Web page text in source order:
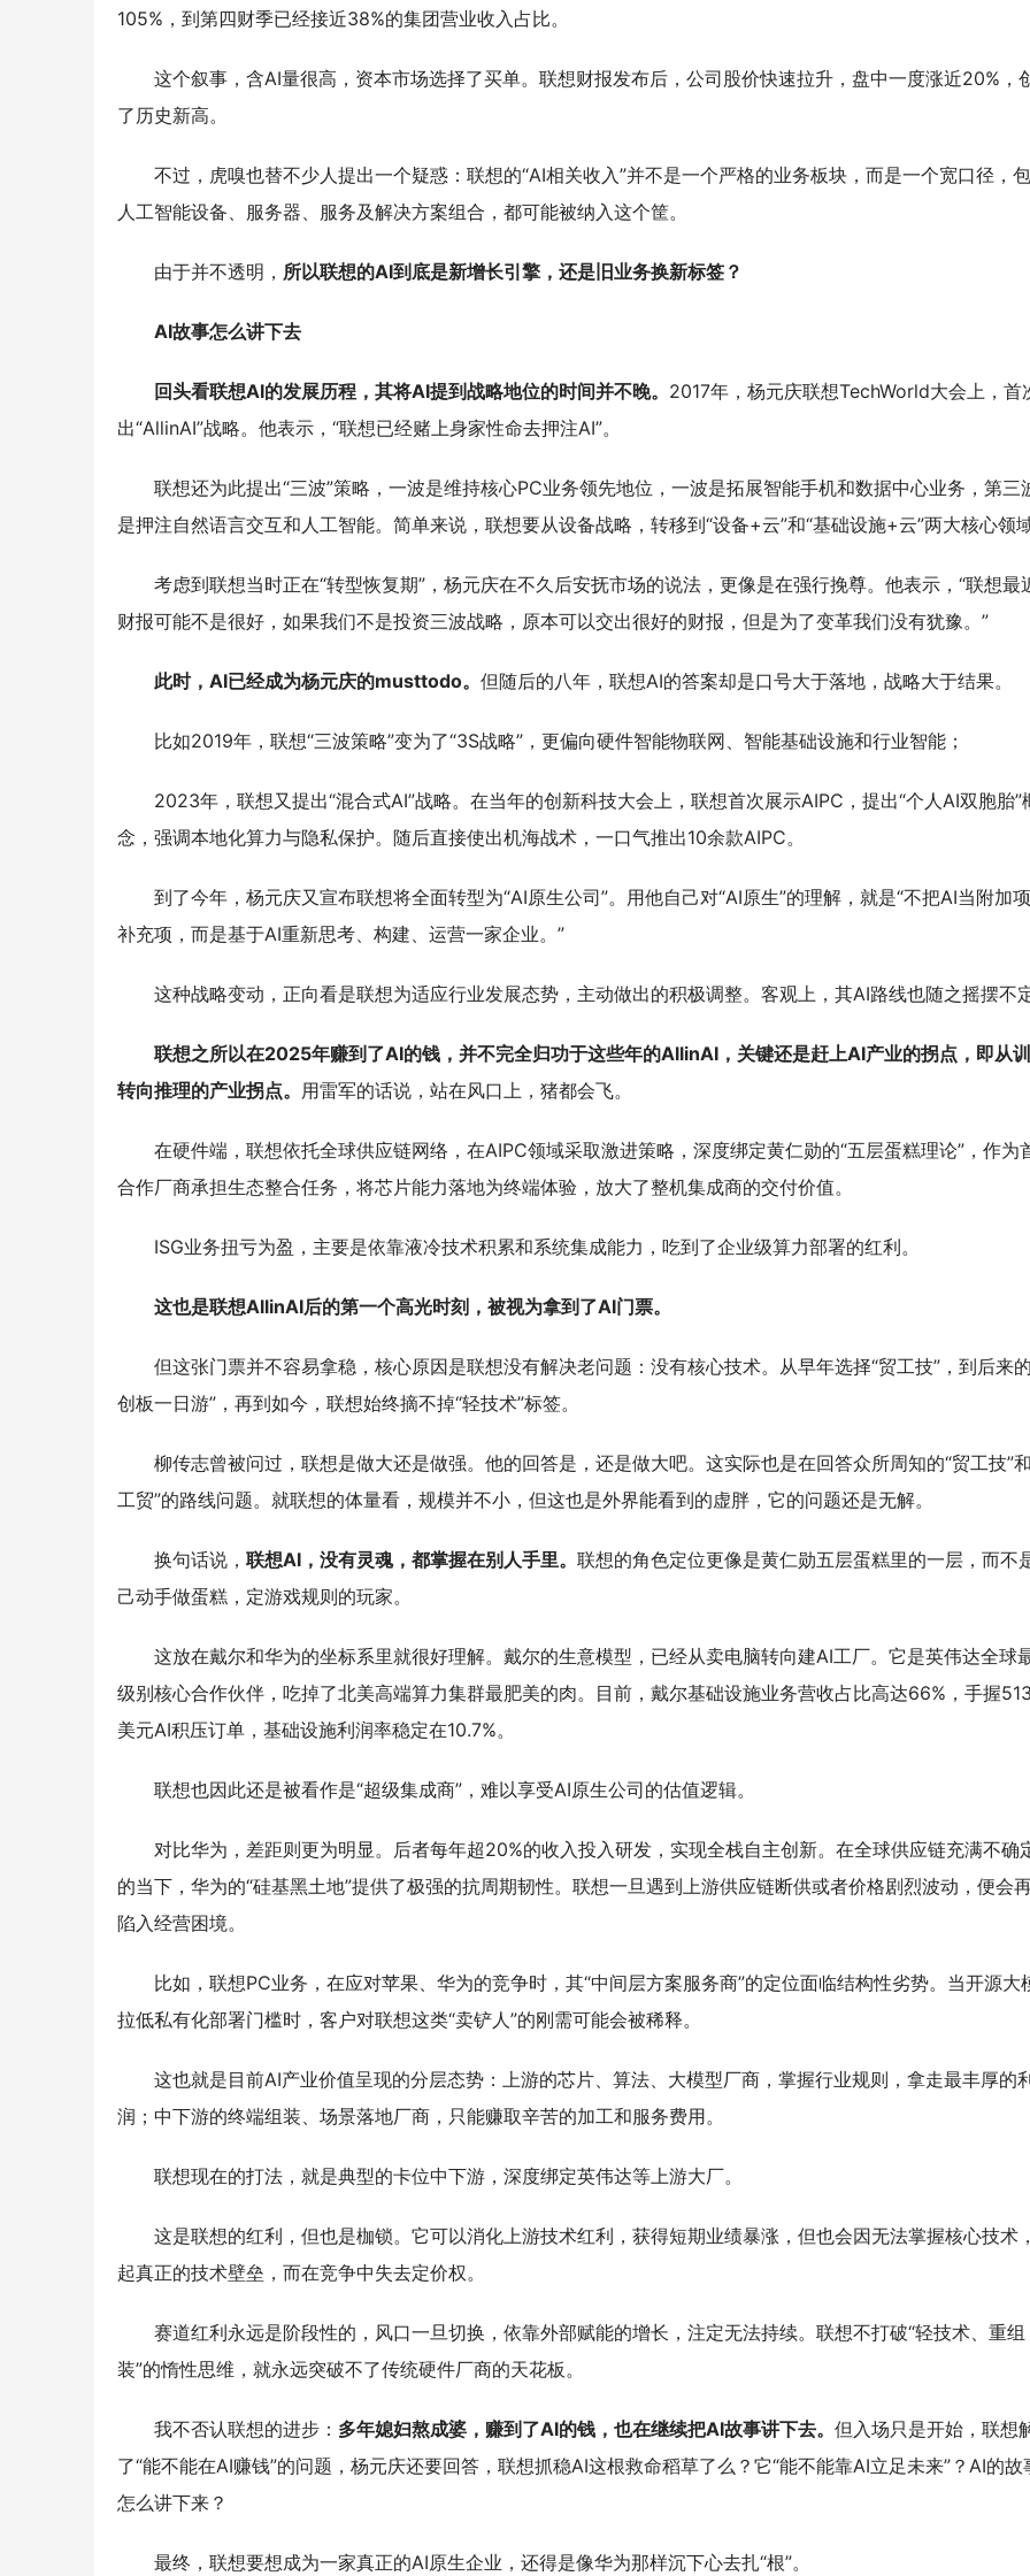
105%，到第四财季已经接近38%的集团营业收入占比。
这个叙事，含AI量很高，资本市场选择了买单。联想财报发布后，公司股价快速拉升，盘中一度涨近20%，
了历史新高。
不过，虎嗅也替不少人提出一个疑惑：联想的“AI相关收入”并不是一个严格的业务板块，而是一个宽口径，
人工智能设备、服务器、服务及解决方案组合，都可能被纳入这个筐。
由于并不透明， 所以联想的AI到底是新增长引擎，还是旧业务换新标签？
AI故事怎么讲下去
回头看联想AI的发展历程，其将AI提到战略地位的时间并不晚。 2017年，杨元庆联想TechWorld大会上，首
出“AllinAI”战略。他表示，“联想已经赌上身家性命去押注AI”。
联想还为此提出“三波”策略，一波是维持核心PC业务领先地位，一波是拓展智能手机和数据中心业务，第三
是押注自然语言交互和人工智能。简单来说，联想要从设备战略，转移到“设备+云”和“基础设施+云”两大核心领
考虑到联想当时正在“转型恢复期”，杨元庆在不久后安抚市场的说法，更像是在强行挽尊。他表示，“联想最
财报可能不是很好，如果我们不是投资三波战略，原本可以交出很好的财报，但是为了变革我们没有犹豫。”
此时，AI已经成为杨元庆的musttodo。 但随后的八年，联想AI的答案却是口号大于落地，战略大于结果。
比如2019年，联想“三波策略”变为了“3S战略”，更偏向硬件智能物联网、智能基础设施和行业智能；
2023年，联想又提出“混合式AI”战略。在当年的创新科技大会上，联想首次展示AIPC，提出“个人AI双胞胎”
念，强调本地化算力与隐私保护。随后直接使出机海战术，一口气推出10余款AIPC。
到了今年，杨元庆又宣布联想将全面转型为“AI原生公司”。用他自己对“AI原生”的理解，就是“不把AI当附加
补充项，而是基于AI重新思考、构建、运营一家企业。”
这种战略变动，正向看是联想为适应行业发展态势，主动做出的积极调整。客观上，其AI路线也随之摇摆不
联想之所以在2025年赚到了AI的钱，并不完全归功于这些年的AllinAI，关键还是赶上AI产业的拐点，即从
转向推理的产业拐点。 用雷军的话说，站在风口上，猪都会飞。
在硬件端，联想依托全球供应链网络，在AIPC领域采取激进策略，深度绑定黄仁勋的“五层蛋糕理论”，作为
合作厂商承担生态整合任务，将芯片能力落地为终端体验，放大了整机集成商的交付价值。
ISG业务扭亏为盈，主要是依靠液冷技术积累和系统集成能力，吃到了企业级算力部署的红利。
这也是联想AllinAI后的第一个高光时刻，被视为拿到了AI门票。
但这张门票并不容易拿稳，核心原因是联想没有解决老问题：没有核心技术。从早年选择“贸工技”，到后来
创板一日游”，再到如今，联想始终摘不掉“轻技术”标签。
柳传志曾被问过，联想是做大还是做强。他的回答是，还是做大吧。这实际也是在回答众所周知的“贸工技”
工贸”的路线问题。就联想的体量看，规模并不小，但这也是外界能看到的虚胖，它的问题还是无解。
换句话说， 联想AI，没有灵魂，都掌握在别人手里。 联想的角色定位更像是黄仁勋五层蛋糕里的一层，而不
己动手做蛋糕，定游戏规则的玩家。
这放在戴尔和华为的坐标系里就很好理解。戴尔的生意模型，已经从卖电脑转向建AI工厂。它是英伟达全球
级别核心合作伙伴，吃掉了北美高端算力集群最肥美的肉。目前，戴尔基础设施业务营收占比高达66%，手握
美元AI积压订单，基础设施利润率稳定在10.7%。
联想也因此还是被看作是“超级集成商”，难以享受AI原生公司的估值逻辑。
对比华为，差距则更为明显。后者每年超20%的收入投入研发，实现全栈自主创新。在全球供应链充满不确
的当下，华为的“硅基黑土地”提供了极强的抗周期韧性。联想一旦遇到上游供应链断供或者价格剧烈波动，便会
陷入经营困境。
比如，联想PC业务，在应对苹果、华为的竞争时，其“中间层方案服务商”的定位面临结构性劣势。当开源大
拉低私有化部署门槛时，客户对联想这类“卖铲人”的刚需可能会被稀释。
这也就是目前AI产业价值呈现的分层态势：上游的芯片、算法、大模型厂商，掌握行业规则，拿走最丰厚的
润；中下游的终端组装、场景落地厂商，只能赚取辛苦的加工和服务费用。
联想现在的打法，就是典型的卡位中下游，深度绑定英伟达等上游大厂。
这是联想的红利，但也是枷锁。它可以消化上游技术红利，获得短期业绩暴涨，但也会因无法掌握核心技术
起真正的技术壁垒，而在竞争中失去定价权。
赛道红利永远是阶段性的，风口一旦切换，依靠外部赋能的增长，注定无法持续。联想不打破“轻技术、重组
装”的惰性思维，就永远突破不了传统硬件厂商的天花板。
我不否认联想的进步： 多年媳妇熬成婆，赚到了AI的钱，也在继续把AI故事讲下去。 但入场只是开始，联想
了“能不能在AI赚钱”的问题，杨元庆还要回答，联想抓稳AI这根救命稻草了么？它“能不能靠AI立足未来”？AI的故
怎么讲下来？
最终，联想要想成为一家真正的AI原生企业，还得是像华为那样沉下心去扎“根”。